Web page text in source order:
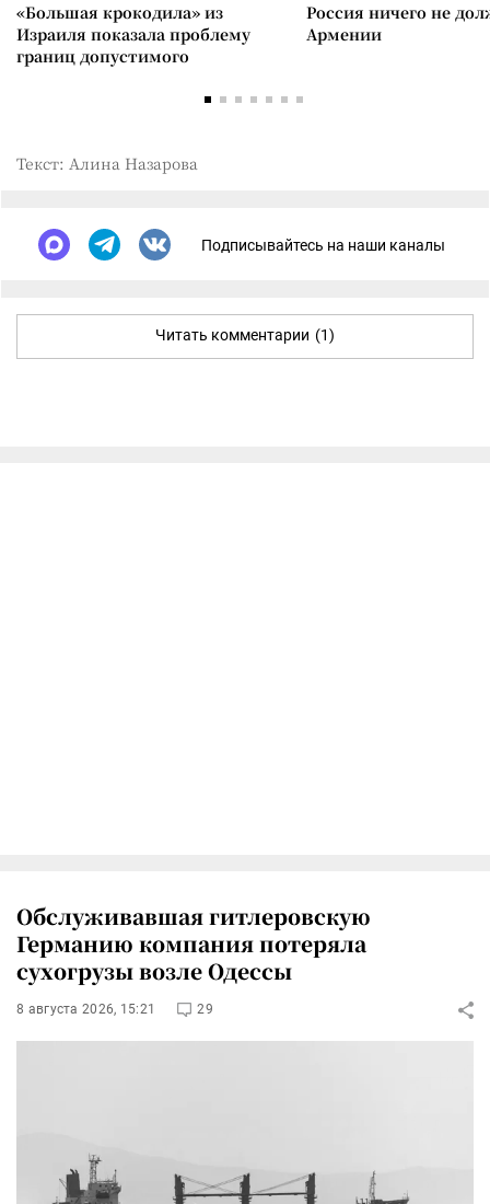
«Большая крокодила» из
Израиля показала проблему
границ допустимого
Россия ничего не
Армении
Текст: Алина Назарова
Подписывайтесь на наши каналы
Читать комментарии (1)
Обслуживавшая гитлеровскую
Германию компания потеряла
сухогрузы возле Одессы
8 августа 2026, 15:21 29